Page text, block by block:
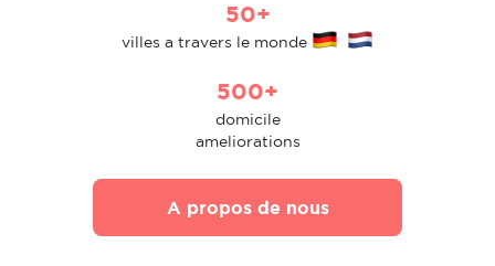
50+
villes a travers le monde
500+
domicile
ameliorations
A propos de nous